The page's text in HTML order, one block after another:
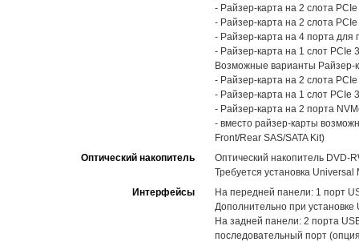
- Райзер-карта на 2 слота
- Райзер-карта на 2 слота
- Райзер-карта на 4 порта для
- Райзер-карта на 1 слот PCIe
Возможные варианты Райзер-
- Райзер-карта на 2 слота
- Райзер-карта на 1 слот PCIe
- Райзер-карта на 2 порта
- вместо райзер-карты
Front/Rear SAS/SATA Kit)
Оптический накопитель
Оптический накопитель DVD-
Требуется установка Universal
Интерфейсы
На передней панели: 1 порт
Дополнительно при
На задней панели: 2 порта
последовательный порт